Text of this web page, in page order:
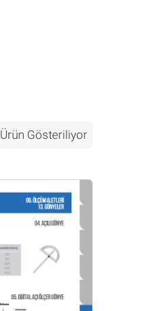
Ürün Gösteriliyor